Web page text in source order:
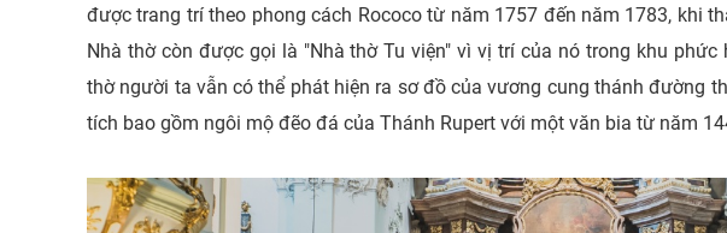
được trang trí theo phong cách Rococo từ năm 1757 đến năm 1783, khi
Nhà thờ còn được gọi là "Nhà thờ Tu viện" vì vị trí của nó trong khu phức
thờ người ta vẫn có thể phát hiện ra sơ đồ của vương cung thánh đường
tích bao gồm ngôi mộ đẽo đá của Thánh Rupert với một văn bia từ năm